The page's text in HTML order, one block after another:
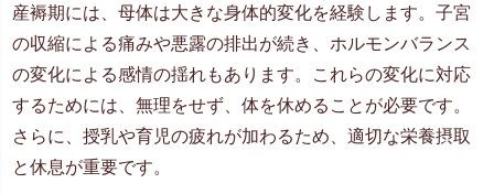
産褥期には、母体は大きな身体的変化を経験します。子宮
の収縮による痛みや悪露の排出が続き、ホルモンバランス
の変化による感情の揺れもあります。これらの変化に対応
するためには、無理をせず、体を休めることが必要です。
さらに、授乳や育児の疲れが加わるため、適切な栄養摂取
と休息が重要です。